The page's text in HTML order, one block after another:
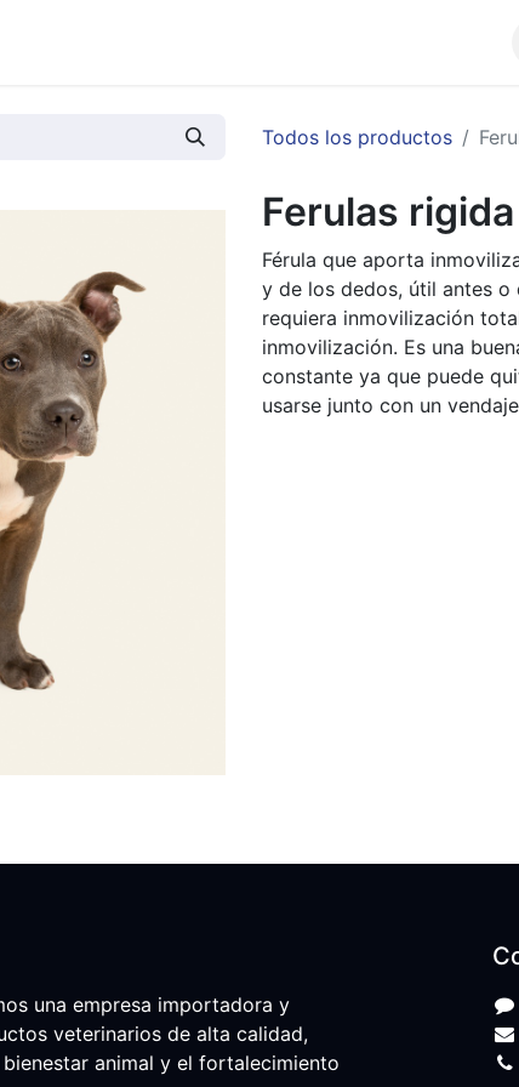
Todos los productos
Ferulas
Férula que aporta
y de los dedos, útil antes o
requiera inmovilización
inmovilización. Es una
constante ya que puede
usarse junto con un
una empresa importadora y
veterinarios de alta calidad,
animal y el fortalecimiento